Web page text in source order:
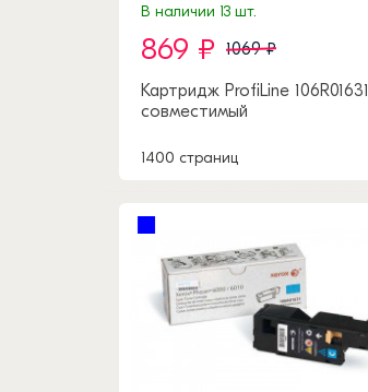
В наличии 13 шт.
869 ₽ 1069 ₽
Картридж ProfiLine 106R01631
совместимый
1400 страниц